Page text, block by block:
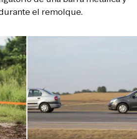
el remolque.